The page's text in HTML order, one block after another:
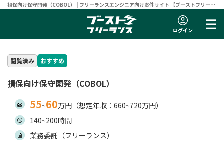
損保向け保守開発（COBOL） | フリーランスエンジニア向け案件サイト 【ブーストフリーラ
ログイン
閲覧済み おすすめ
損保向け保守開発（COBOL）
55~60万円（想定年収：660~720万円）
140~200時間
業務委託（フリーランス）